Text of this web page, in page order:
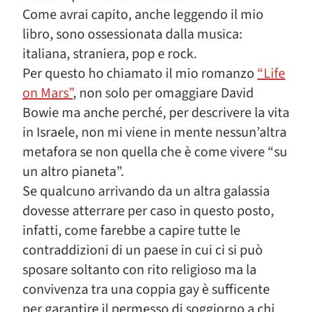
Come avrai capito, anche leggendo il mio
libro, sono ossessionata dalla musica:
italiana, straniera, pop e rock.
Per questo ho chiamato il mio romanzo“Life
on Mars”, non solo per omaggiare David
Bowie ma anche perché, per descrivere la vita
in Israele, non mi viene in mente nessun’altra
metafora se non quella che è come vivere “su
un altro pianeta”.
Se qualcuno arrivando da un altra galassia
dovesse atterrare per caso in questo posto,
infatti, come farebbe a capire tutte le
contraddizioni di un paese in cui ci si può
sposare soltanto con rito religioso ma la
convivenza tra una coppia gay è sufficente